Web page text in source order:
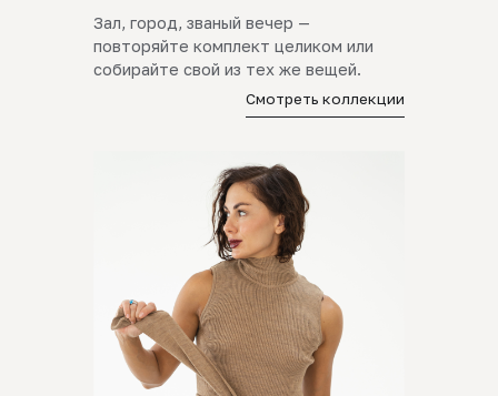
Зал, город, званый вечер —
повторяйте комплект целиком или
собирайте свой из тех же вещей.
Смотреть коллекции